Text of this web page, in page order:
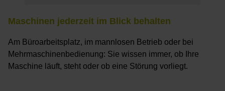
Maschinen jederzeit im Blick behalten
Am Büroarbeitsplatz, im mannlosen Betrieb oder bei
Mehrmaschinenbedienung: Sie wissen immer, ob Ihre
Maschine läuft, steht oder ob eine Störung vorliegt.